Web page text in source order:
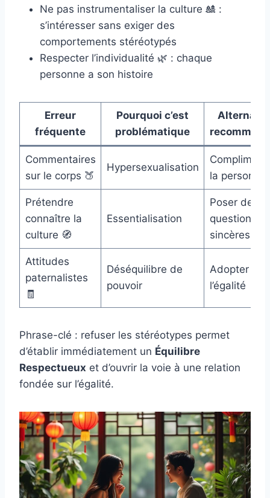
Ne pas instrumentaliser la culture 🎎 :
s’intéresser sans exiger des
comportements stéréotypés
Respecter l’individualité 🌿 : chaque
personne a son histoire
Erreur
fréquente
Pourquoi c’est
problématique
Commentaires
sur le corps 🍑
Hypersexualisation
la
Prétendre
connaître la
culture 🧭
Essentialisation
Poser des
questions
sincères
Attitudes
paternalistes
🧾
Déséquilibre de
pouvoir
Adopter
l’égalité
Phrase-clé : refuser les stéréotypes permet
d’établir immédiatement un Équilibre
Respectueux et d’ouvrir la voie à une relation
fondée sur l’égalité.